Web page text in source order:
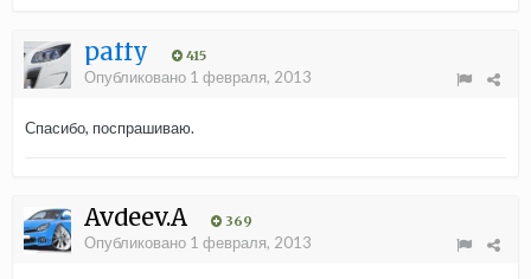
paffy 415
Опубликовано 1 февраля, 2013
Спасибо, поспрашиваю.
Avdeev.A 369
Опубликовано 1 февраля, 2013